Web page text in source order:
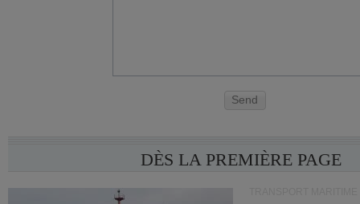
Send
DÈS LA PREMIÈRE PAGE